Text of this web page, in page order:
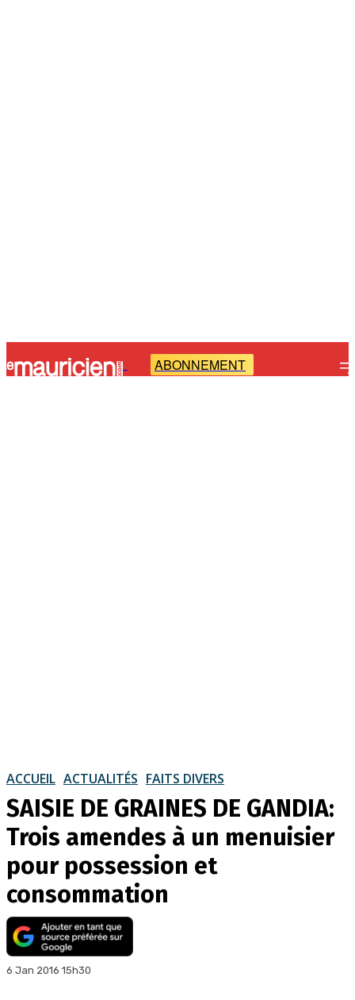
- ABONNEMENT
ACCUEIL ACTUALITÉS FAITS DIVERS
SAISIE DE GRAINES DE GANDIA:
Trois amendes à un menuisier
pour possession et
consommation
6 Jan 2016 15h30